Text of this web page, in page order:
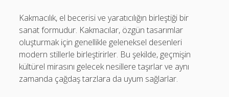
Kakmacılık, el becerisi ve yaratıcılığın birleştiği bir
sanat formudur. Kakmacılar, özgün tasarımlar
oluşturmak için genellikle geleneksel desenleri
modern stillerle birleştirirler. Bu şekilde, geçmişin
kültürel mirasını gelecek nesillere taşırlar ve aynı
zamanda çağdaş tarzlara da uyum sağlarlar.